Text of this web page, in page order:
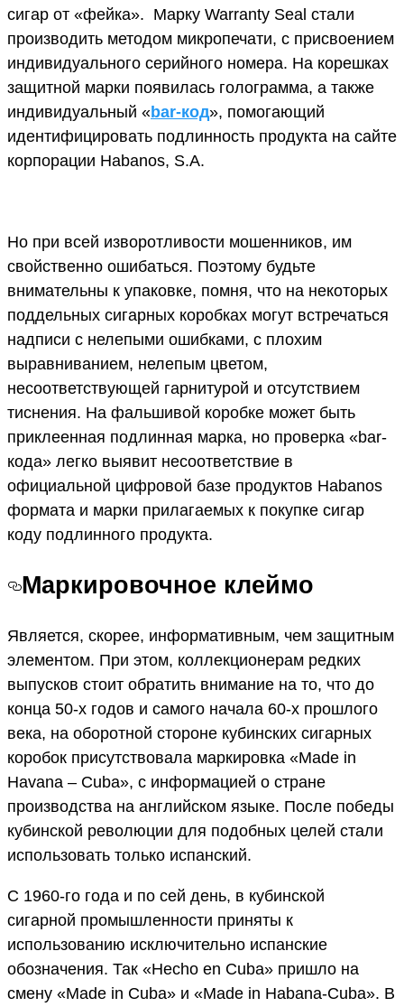
сигар от «фейка». Марку Warranty Seal стали
производить методом микропечати, с присвоением
индивидуального серийного номера. На корешках
защитной марки появилась голограмма, а также
индивидуальный «bar-код», помогающий
идентифицировать подлинность продукта на сайте
корпорации Habanos, S.A.
Но при всей изворотливости мошенников, им
свойственно ошибаться. Поэтому будьте
внимательны к упаковке, помня, что на некоторых
поддельных сигарных коробках могут встречаться
надписи с нелепыми ошибками, с плохим
выравниванием, нелепым цветом,
несоответствующей гарнитурой и отсутствием
тиснения. На фальшивой коробке может быть
приклеенная подлинная марка, но проверка «bar-
кода» легко выявит несоответствие в
официальной цифровой базе продуктов Habanos
формата и марки прилагаемых к покупке сигар
коду подлинного продукта.
Маркировочное клеймо
Является, скорее, информативным, чем защитным
элементом. При этом, коллекционерам редких
выпусков стоит обратить внимание на то, что до
конца 50-х годов и самого начала 60-х прошлого
века, на оборотной стороне кубинских сигарных
коробок присутствовала маркировка «Made in
Havana – Cuba», с информацией о стране
производства на английском языке. После победы
кубинской революции для подобных целей стали
использовать только испанский.
С 1960-го года и по сей день, в кубинской
сигарной промышленности приняты к
использованию исключительно испанские
обозначения. Так «Hecho en Cuba» пришло на
смену «Made in Cuba» и «Made in Habana-Cuba». В